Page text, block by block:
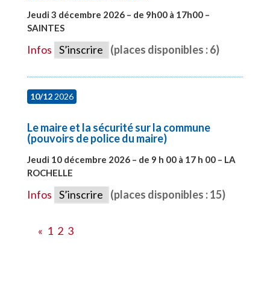
Jeudi 3 décembre 2026 – de 9h00 à 17h00 –
SAINTES
Infos S’inscrire (places disponibles : 6)
10/122026
Le maire et la sécurité sur la commune
(pouvoirs de police du maire)
Jeudi 10 décembre 2026 – de 9 h 00 à 17 h 00 – LA
ROCHELLE
Infos S’inscrire (places disponibles : 15)
« 1 2 3